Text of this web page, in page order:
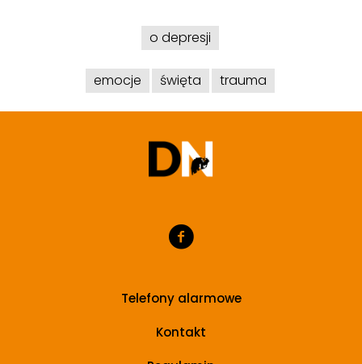
o depresji
emocje święta trauma
Telefony alarmowe
Kontakt